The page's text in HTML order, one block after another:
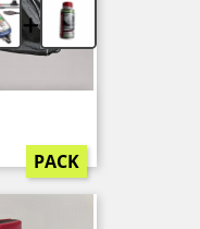
+
PACK